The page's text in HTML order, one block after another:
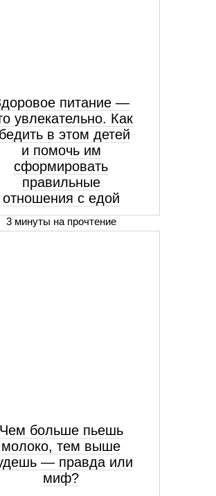
питание —
увлекательно. Как
в этом детей
и помочь им
сформировать
правильные
отношения с едой
3 минуты на прочтение
Чем больше пьешь
молоко, тем выше
— правда или
миф?